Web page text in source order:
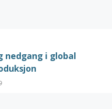
nedgang i global